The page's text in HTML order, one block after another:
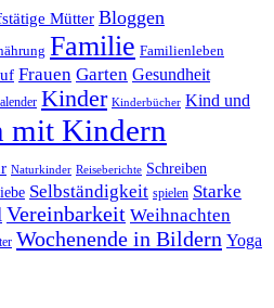
Mütter Bloggen
Familie Familienleben
Frauen Garten Gesundheit
Kinder Kinderbücher Kind und
mit Kindern
Naturkinder Reiseberichte Schreiben
Selbständigkeit spielen Starke
Vereinbarkeit Weihnachten
Wochenende in Bildern Yoga